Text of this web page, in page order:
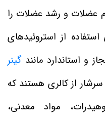
عضلات و رشد عضلات را
از استروئیدهای
و استاندارد مانندگینر
از کالری هستند که
مواد معدنی،